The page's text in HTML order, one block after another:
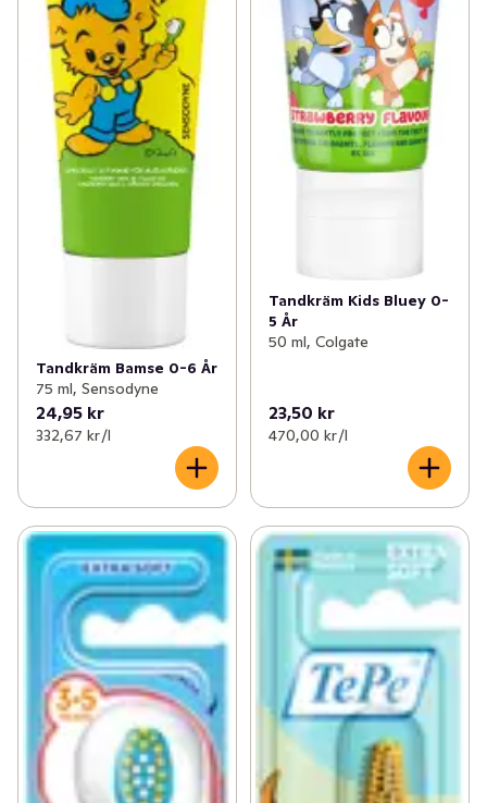
Tandkräm Bamse 0-6 År
75 ml, Sensodyne
24,95 kr
332,67 kr /l
Tandkräm Kids Bluey 0-
5 År
50 ml, Colgate
23,50 kr
470,00 kr /l